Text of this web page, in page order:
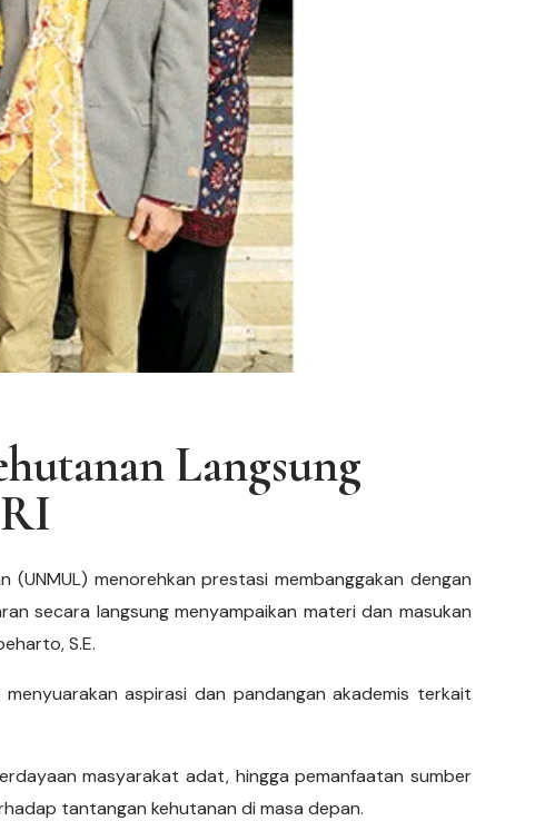
Langsung
(UNMUL) menorehkan prestasi membanggakan dengan
secara langsung menyampaikan materi dan masukan
S.E.
aspirasi dan pandangan akademis terkait
masyarakat adat, hingga pemanfaatan sumber
tantangan kehutanan di masa depan.